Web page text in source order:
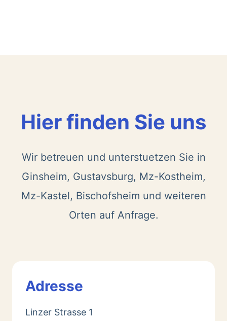
Hier finden Sie uns
Wir betreuen und unterstuetzen Sie in
Ginsheim, Gustavsburg, Mz-Kostheim,
Mz-Kastel, Bischofsheim und weiteren
Orten auf Anfrage.
Adresse
Linzer Strasse 1